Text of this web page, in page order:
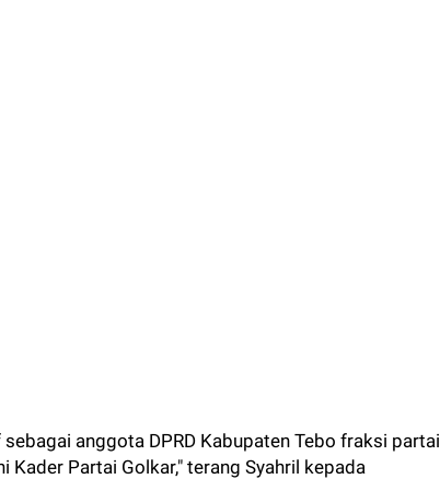
anggota DPRD Kabupaten Tebo fraksi partai
Kader Partai Golkar," terang Syahril kepada